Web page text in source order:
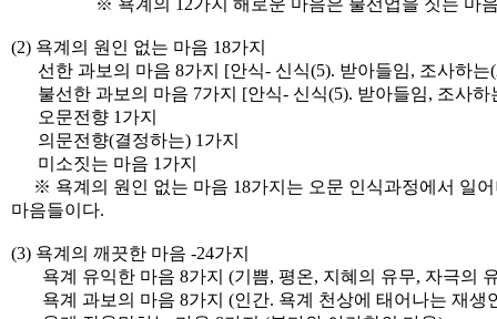
※ 욕계의 12가지 해로운 마음은 불선업을 짓는 마음
(2) 욕계의 원인 없는 마음 18가지
선한 과보의 마음 8가지 [안식- 신식(5). 받아들임, 조사하는
불선한 과보의 마음 7가지 [안식- 신식(5). 받아들임, 조사하
오문전향 1가지
의문전향(결정하는) 1가지
미소짓는 마음 1가지
※ 욕계의 원인 없는 마음 18가지는 오문 인식과정에서 일어
마음들이다.
(3) 욕계의 깨끗한 마음 -24가지
욕계 유익한 마음 8가지 (기쁨, 평온, 지혜의 유무, 자극의
욕계 과보의 마음 8가지 (인간. 욕계 천상에 태어나는 재생